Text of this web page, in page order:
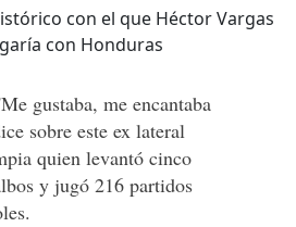
gustaba, me encantaba
sobre este ex lateral
quien levantó cinco
y jugó 216 partidos